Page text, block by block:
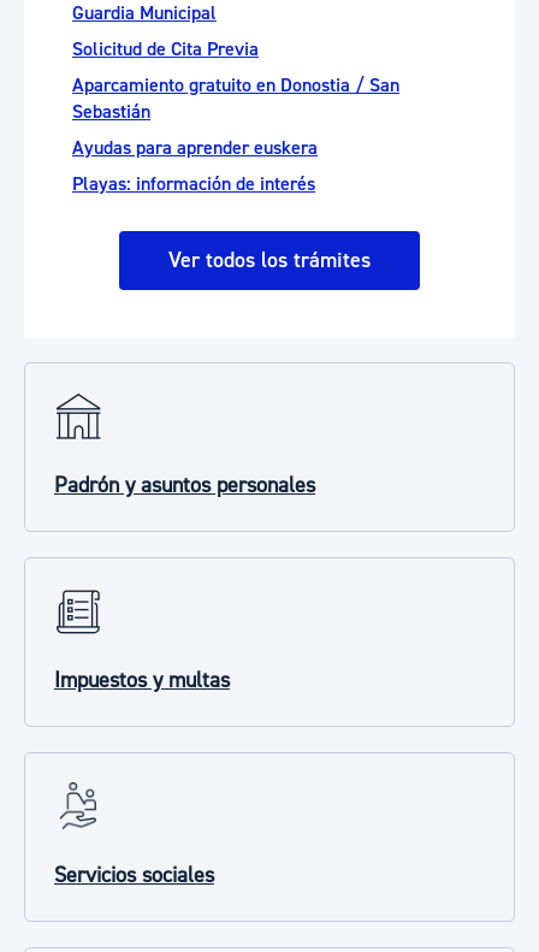
Guardia Municipal
Solicitud de Cita Previa
Aparcamiento gratuito en Donostia / San
Sebastián
Ayudas para aprender euskera
Playas: información de interés
Ver todos los trámites
Padrón y asuntos personales
Impuestos y multas
Servicios sociales